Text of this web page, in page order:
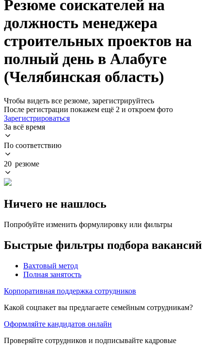
Резюме соискателей на
должность менеджера
строительных проектов на
полный день в Алабуге
(Челябинская область)
Чтобы видеть все резюме, зарегистрируйтесь
После регистрации покажем ещё 2 и откроем фото
Зарегистрироваться
За всё время
По соответствию
20 резюме
Ничего не нашлось
Попробуйте изменить формулировку или фильтры
Быстрые фильтры подбора вакансий
Вахтовый метод
Полная занятость
Корпоративная поддержка сотрудников
Какой соцпакет вы предлагаете семейным сотрудникам?
Оформляйте кандидатов онлайн
Проверяйте сотрудников и подписывайте кадровые